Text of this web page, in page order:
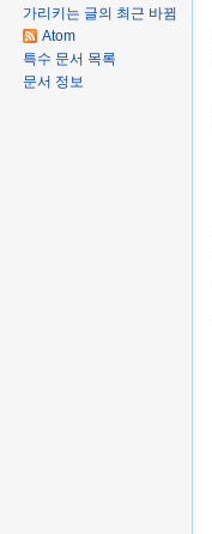
가리키는 글의 최근 바뀜
Atom
특수 문서 목록
문서 정보